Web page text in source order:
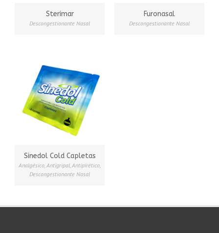
Sterimar
Descongestionante Nasal
Furonasal
Descongestionante Nasal
Sinedol Cold Capletas
Analgésico Antigripal Antipirético
Descongestionante Nasal